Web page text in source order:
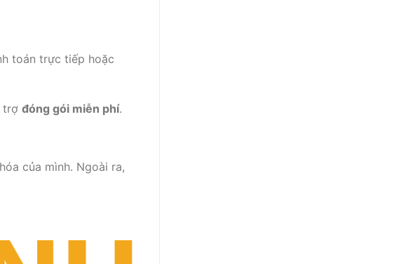
toán trực tiếp hoặc
trợ đóng gói miễn phí.
của mình. Ngoài ra,